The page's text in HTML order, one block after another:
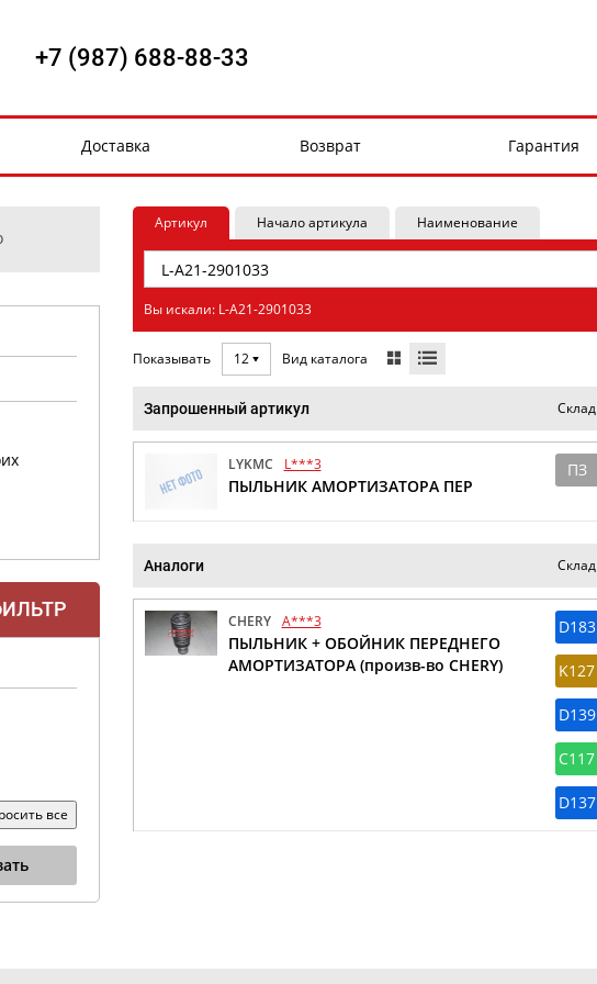
+7 (987) 688-88-33
Доставка Возврат Гарантия
все
Артикул Начало артикула Наименование
Вы искали: L-A21-2901033
Показывать 12 Вид каталога
Запрошенный артикул Склад
LYKMC L***3
ПЫЛЬНИК АМОРТИЗАТОРА ПЕР
ПЗ
Аналоги Склад
CHERY A***3
ПЫЛЬНИК + ОБОЙНИК ПЕРЕДНЕГО
АМОРТИЗАТОРА (произв-во CHERY)
D183
K127
D139
C117
D137